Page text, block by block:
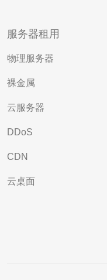
服务器租用
物理服务器
裸金属
云服务器
DDoS
CDN
云桌面